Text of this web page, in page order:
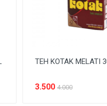
TEH KOTAK MELATI
3.500 4.000